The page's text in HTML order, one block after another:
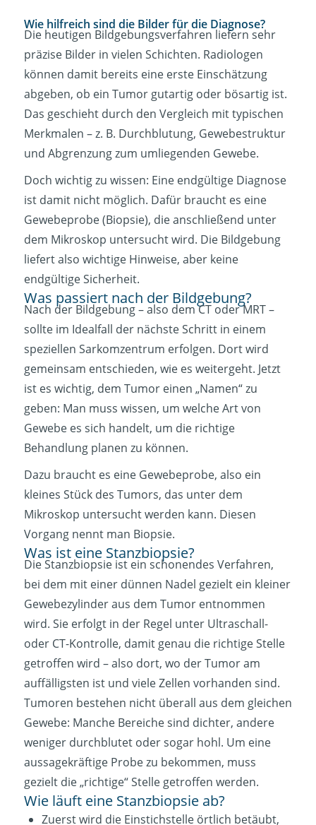
Wie hilfreich sind die Bilder für die Diagnose?
Die heutigen Bildgebungsverfahren liefern sehr
präzise Bilder in vielen Schichten. Radiologen
können damit bereits eine erste Einschätzung
abgeben, ob ein Tumor gutartig oder bösartig ist.
Das geschieht durch den Vergleich mit typischen
Merkmalen – z. B. Durchblutung, Gewebestruktur
und Abgrenzung zum umliegenden Gewebe.
Doch wichtig zu wissen: Eine endgültige Diagnose
ist damit nicht möglich. Dafür braucht es eine
Gewebeprobe (Biopsie), die anschließend unter
dem Mikroskop untersucht wird. Die Bildgebung
liefert also wichtige Hinweise, aber keine
endgültige Sicherheit.
Was passiert nach der Bildgebung?
Nach der Bildgebung – also dem CT oder MRT –
sollte im Idealfall der nächste Schritt in einem
speziellen Sarkomzentrum erfolgen. Dort wird
gemeinsam entschieden, wie es weitergeht. Jetzt
ist es wichtig, dem Tumor einen „Namen“ zu
geben: Man muss wissen, um welche Art von
Gewebe es sich handelt, um die richtige
Behandlung planen zu können.
Dazu braucht es eine Gewebeprobe, also ein
kleines Stück des Tumors, das unter dem
Mikroskop untersucht werden kann. Diesen
Vorgang nennt man Biopsie.
Was ist eine Stanzbiopsie?
Die Stanzbiopsie ist ein schonendes Verfahren,
bei dem mit einer dünnen Nadel gezielt ein kleiner
Gewebezylinder aus dem Tumor entnommen
wird. Sie erfolgt in der Regel unter Ultraschall-
oder CT-Kontrolle, damit genau die richtige Stelle
getroffen wird – also dort, wo der Tumor am
auffälligsten ist und viele Zellen vorhanden sind.
Tumoren bestehen nicht überall aus dem gleichen
Gewebe: Manche Bereiche sind dichter, andere
weniger durchblutet oder sogar hohl. Um eine
aussagekräftige Probe zu bekommen, muss
gezielt die „richtige“ Stelle getroffen werden.
Wie läuft eine Stanzbiopsie ab?
Zuerst wird die Einstichstelle örtlich betäubt,